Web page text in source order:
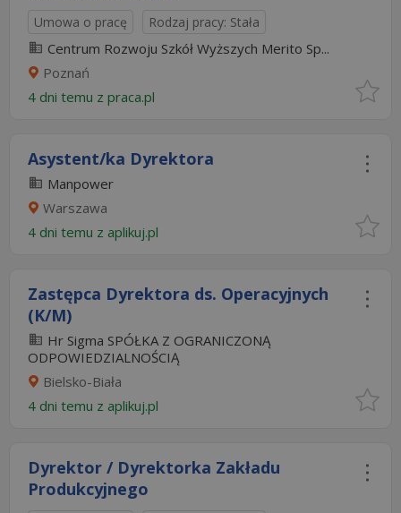
Umowa o pracę Rodzaj pracy: Stała
Centrum Rozwoju Szkół Wyższych Merito Sp...
Poznań
4 dni temu z praca.pl
Asystent/ka Dyrektora
Manpower
Warszawa
4 dni temu z aplikuj.pl
Zastępca Dyrektora ds. Operacyjnych
(K/M)
Hr Sigma SPÓŁKA Z OGRANICZONĄ
ODPOWIEDZIALNOŚCIĄ
Bielsko-Biała
4 dni temu z aplikuj.pl
Dyrektor / Dyrektorka Zakładu
Produkcyjnego